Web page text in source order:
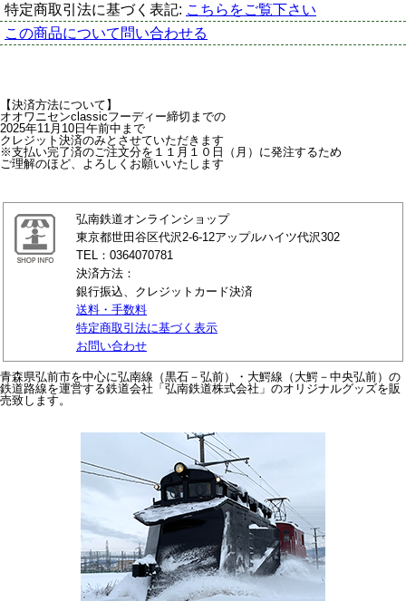
特定商取引法に基づく表記: こちらをご覧下さい
この商品について問い合わせる
【決済方法について】
オオワニセンclassicフーディー締切までの
2025年11月10日午前中まで
クレジット決済のみとさせていただきます
※支払い完了済のご注文分を１１月１０日（月）に発注するため
ご理解のほど、よろしくお願いいたします
弘南鉄道オンラインショップ
東京都世田谷区代沢2-6-12アップルハイツ代沢302
TEL：0364070781
決済方法：
銀行振込、クレジットカード決済
送料・手数料
特定商取引法に基づく表示
お問い合わせ
青森県弘前市を中心に弘南線（黒石－弘前）・大鰐線（大鰐－中央弘前）の
鉄道路線を運営する鉄道会社「弘南鉄道株式会社」のオリジナルグッズを販
売致します。